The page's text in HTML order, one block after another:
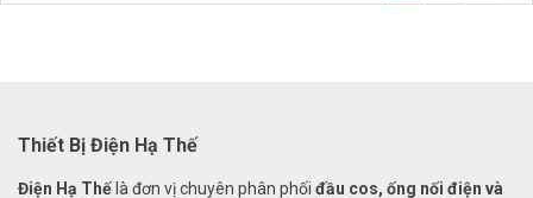
Thiết Bị Điện Hạ Thế
Điện Hạ Thế là đơn vị chuyên phân phối đầu cos, ống nối điện và